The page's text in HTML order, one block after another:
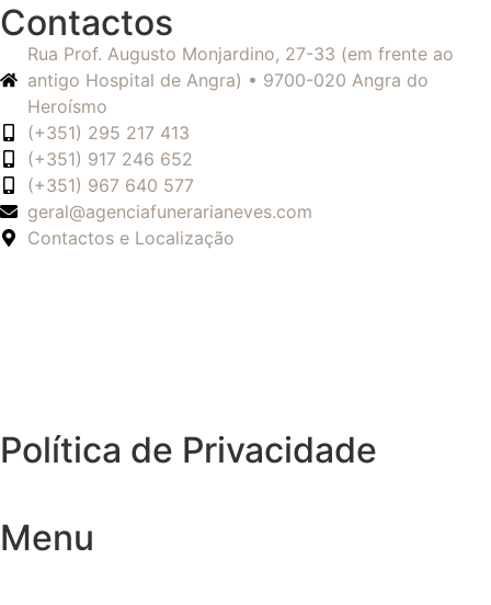
Contactos
Rua Prof. Augusto Monjardino, 27-33 (em frente ao
antigo Hospital de Angra) • 9700-020 Angra do
Heroísmo
(+351) 295 217 413
(+351) 917 246 652
(+351) 967 640 577
geral@agenciafunerarianeves.com
Contactos e Localização
Política de Privacidade
Menu